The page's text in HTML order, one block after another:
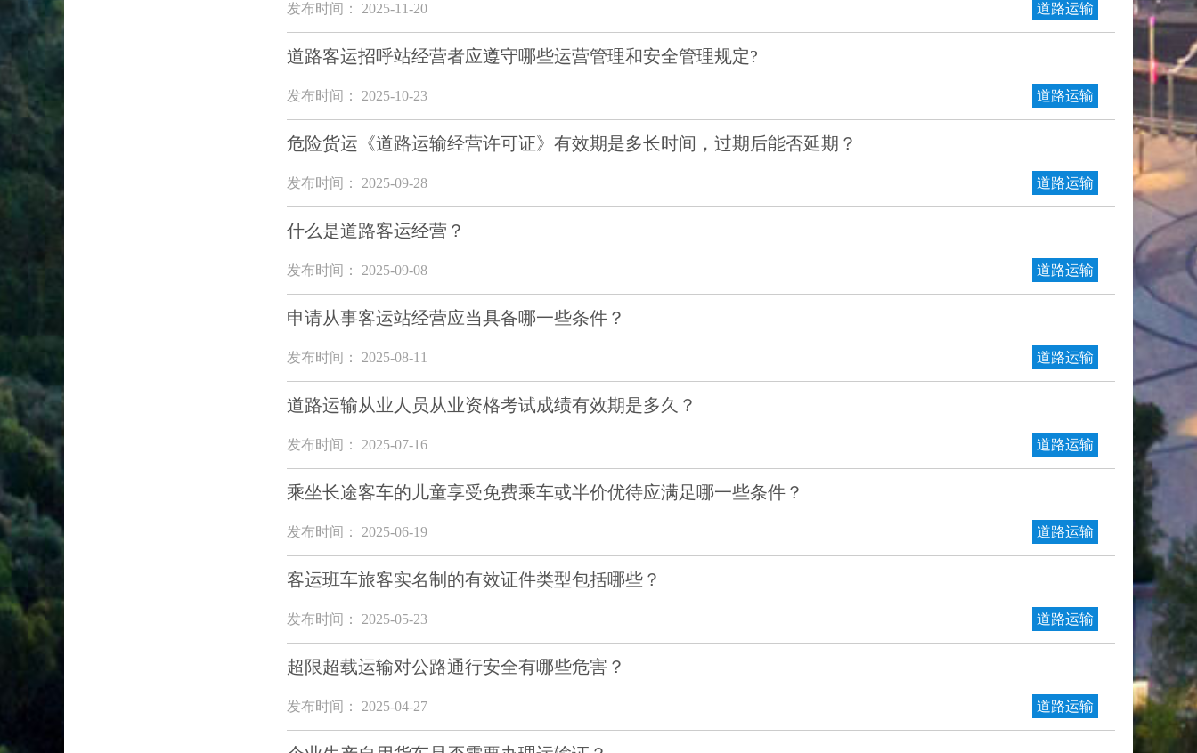
发布时间： 2025-11-20 道路运输
道路客运招呼站经营者应遵守哪些运营管理和安全管理规定?
发布时间： 2025-10-23 道路运输
危险货运《道路运输经营许可证》有效期是多长时间，过期后能否延期？
发布时间： 2025-09-28 道路运输
什么是道路客运经营？
发布时间： 2025-09-08 道路运输
申请从事客运站经营应当具备哪一些条件？
发布时间： 2025-08-11 道路运输
道路运输从业人员从业资格考试成绩有效期是多久？
发布时间： 2025-07-16 道路运输
乘坐长途客车的儿童享受免费乘车或半价优待应满足哪一些条件？
发布时间： 2025-06-19 道路运输
客运班车旅客实名制的有效证件类型包括哪些？
发布时间： 2025-05-23 道路运输
超限超载运输对公路通行安全有哪些危害？
发布时间： 2025-04-27 道路运输